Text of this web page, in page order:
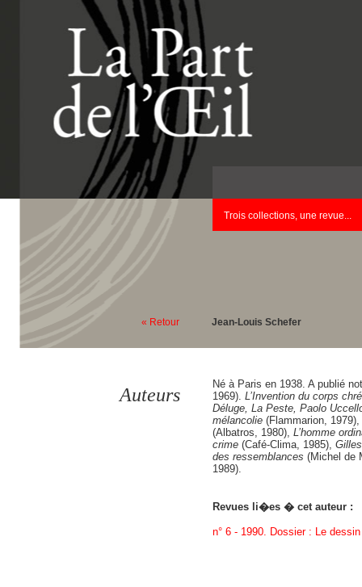
Trois collections, une revue...
« Retour Jean-Louis Schefer
Auteurs
Né à Paris en 1938. A publié
1969). L’Invention du corps
Déluge, La Peste, Paolo
mélancolie (Flammarion, 1979),
(Albatros, 1980), L’homme
crime (Café-Clima, 1985),
des ressemblances (Michel de
1989).
Revues li�es � cet auteur :
n° 6 - 1990. Dossier : Le dessin